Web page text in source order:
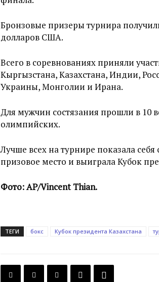
Бронзовые призеры турнира
долларов США.
Всего в соревнованиях приняли
Кыргызстана, Казахстана, Индии,
Украины, Монголии и Ирана.
Для мужчин состязания прошли в 10
олимпийских.
Лучше всех на турнире показала себя
призовое место и выиграла Кубок
Фото: AP/Vincent Thian.
ТЕГИ бокс Кубок президента Казахстана